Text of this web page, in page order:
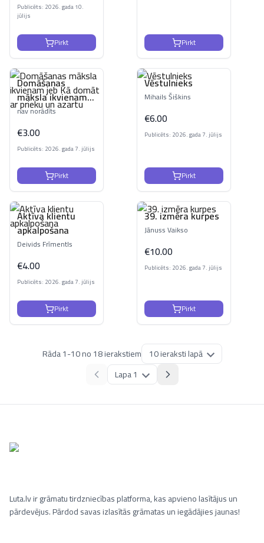
Publicēts: 2026. gada 10.
jūlijs
Pirkt Pirkt
Domāšanas
māksla ikvienam
jeb Kā domāt ar
prieku un azartu
nav norādīts
€3.00
Publicēts: 2026. gada 7. jūlijs
Pirkt
Vēstulnieks
Mihails Šiškins
€6.00
Publicēts: 2026. gada 7. jūlijs
Pirkt
Aktīva klientu
apkalpošana
Deivids Frīmentls
€4.00
Publicēts: 2026. gada 7. jūlijs
Pirkt
39. izmēra kurpes
Jānuss Vaikso
€10.00
Publicēts: 2026. gada 7. jūlijs
Pirkt
Rāda1-10no18ierakstiem
Luta.lv ir grāmatu tirdzniecības platforma, kas apvieno lasītājus un
pārdevējus. Pārdod savas izlasītās grāmatas un iegādājies jaunas!